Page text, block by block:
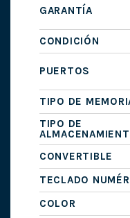
GARANTÍA
CONDICIÓN
PUERTOS
TIPO DE
TIPO DE
CONVERTIBLE
TECLADO
COLOR